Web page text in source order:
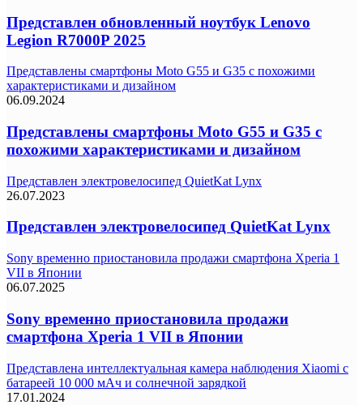
Представлен обновленный ноутбук Lenovo
Legion R7000P 2025
Представлены смартфоны Moto G55 и G35 с похожими
характеристиками и дизайном
06.09.2024
Представлены смартфоны Moto G55 и G35 с
похожими характеристиками и дизайном
Представлен электровелосипед QuietKat Lynx
26.07.2023
Представлен электровелосипед QuietKat Lynx
Sony временно приостановила продажи смартфона Xperia 1
VII в Японии
06.07.2025
Sony временно приостановила продажи
смартфона Xperia 1 VII в Японии
Представлена интеллектуальная камера наблюдения Xiaomi с
батареей 10 000 мАч и солнечной зарядкой
17.01.2024